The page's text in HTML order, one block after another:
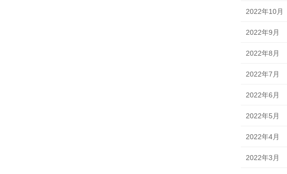
2022年10月
2022年9月
2022年8月
2022年7月
2022年6月
2022年5月
2022年4月
2022年3月